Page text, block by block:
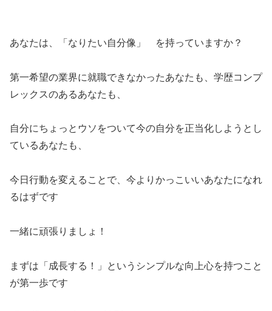
あなたは、「なりたい自分像」 を持っていますか？
第一希望の業界に就職できなかったあなたも、学歴コンプ
レックスのあるあなたも、
自分にちょっとウソをついて今の自分を正当化しようとし
ているあなたも、
今日行動を変えることで、今よりかっこいいあなたになれ
るはずです
一緒に頑張りましょ！
まずは「成長する！」というシンプルな向上心を持つこと
が第一歩です